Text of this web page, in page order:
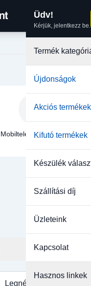
Üdv!
Kérjük, jelentkezz be.
Termék
Újdonságok
Akciós termékek
Kifutó termékek
Készülék
Szállítási díj
Üzleteink
Kapcsolat
Hasznos linkek
Mobiltelefon üvegfólia